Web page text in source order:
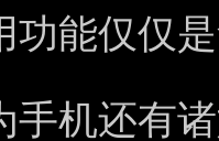
功能仅仅
手机还有